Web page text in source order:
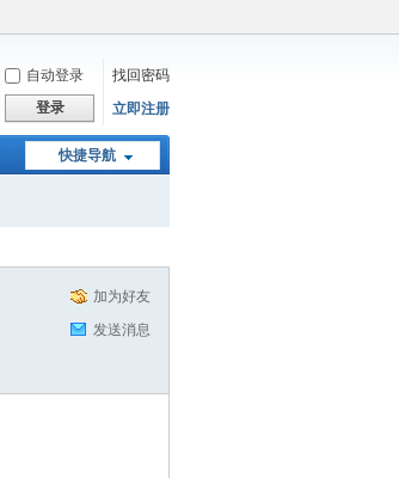
自动登录
找回密码
登录 立即注册
快捷导航
加为好友
发送消息